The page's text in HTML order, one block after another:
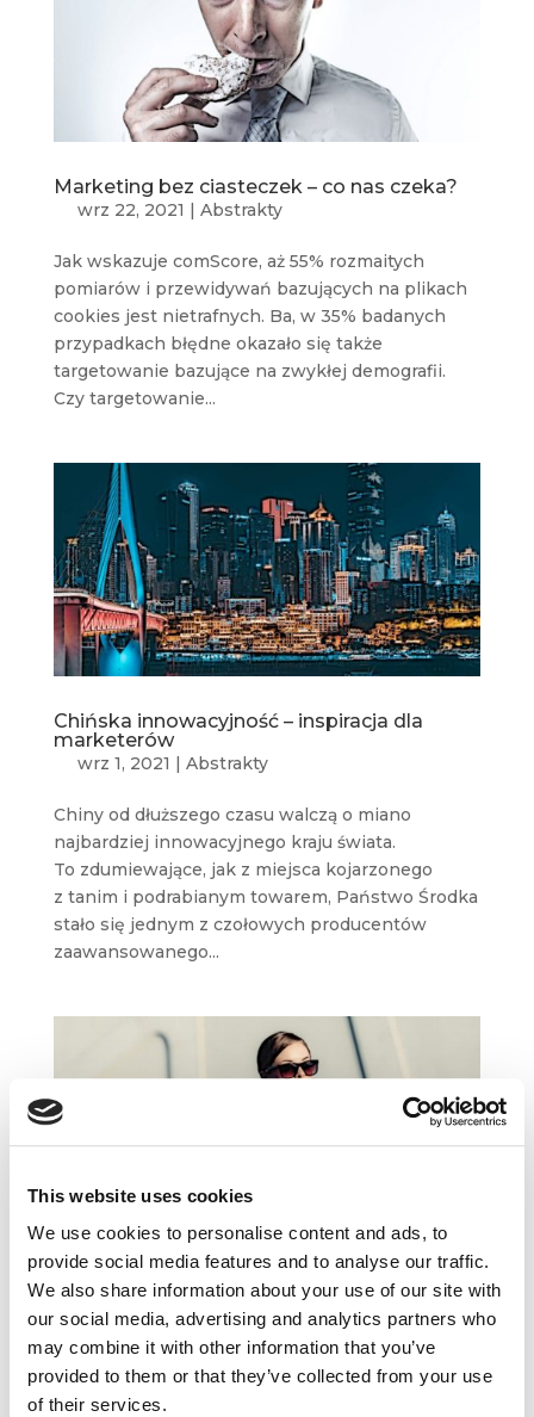
This website uses cookies
We use cookies to personalise content and ads, to
provide social media features and to analyse our traffic.
We also share information about your use of our site with
our social media, advertising and analytics partners who
may combine it with other information that you’ve
provided to them or that they’ve collected from your use
of their services.
Marketing bez ciasteczek – co nas czeka?
wrz 22, 2021 | Abstrakty
Jak wskazuje comScore, aż 55% rozmaitych
pomiarów i przewidywań bazujących na plikach
cookies jest nietrafnych. Ba, w 35% badanych
przypadkach błędne okazało się także
targetowanie bazujące na zwykłej demografii.
Czy targetowanie...
Chińska innowacyjność – inspiracja dla
marketerów
wrz 1, 2021 | Abstrakty
Chiny od dłuższego czasu walczą o miano
najbardziej innowacyjnego kraju świata.
To zdumiewające, jak z miejsca kojarzonego
z tanim i podrabianym towarem, Państwo Środka
stało się jednym z czołowych producentów
zaawansowanego...
Klient post-pandemiczny – jak go „ugryźć”?
sie 4, 2021|Abstrakty
Jak pokazują badania AlixPartners
(przeprowadzone na 7000 klientach z 9 krajów)
i Kantar (11500 klientów, 21 krajów) aż połowa